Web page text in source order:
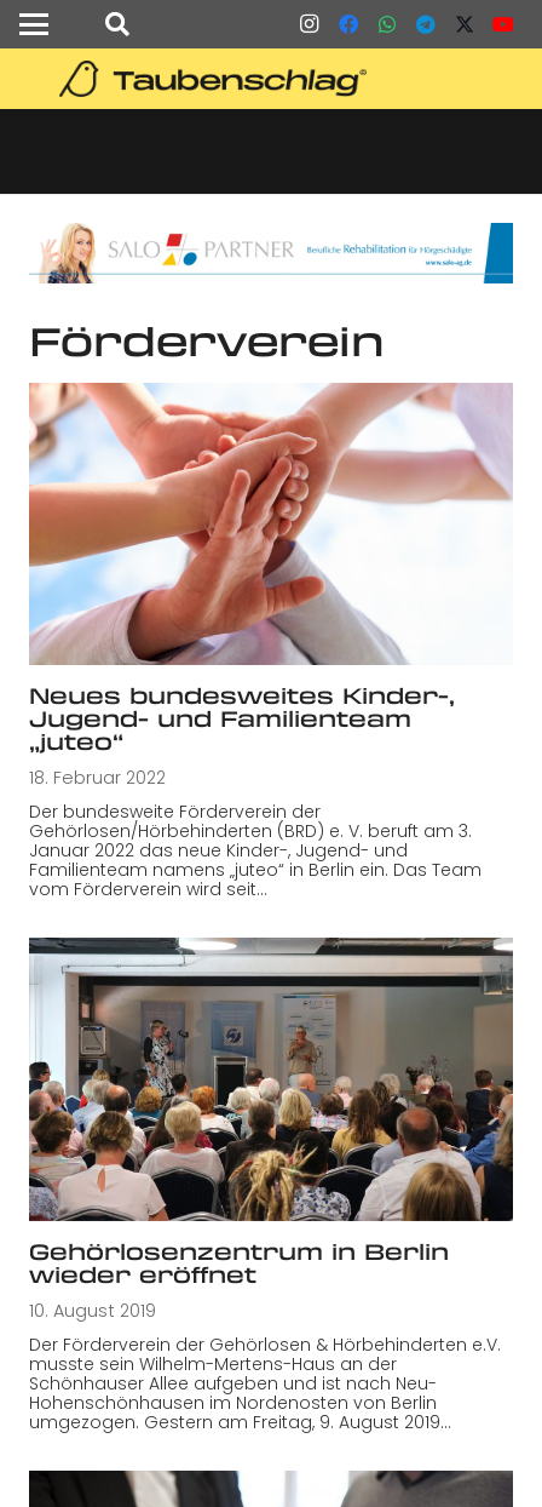
Förderverein
Neues bundesweites Kinder-,
Jugend- und Familienteam
„juteo“
18. Februar 2022
Der bundesweite Förderverein der
Gehörlosen/Hörbehinderten (BRD) e. V. beruft am 3.
Januar 2022 das neue Kinder-, Jugend- und
Familienteam namens „juteo“ in Berlin ein. Das Team
vom Förderverein wird seit…
Gehörlosenzentrum in Berlin
wieder eröffnet
10. August 2019
Der Förderverein der Gehörlosen & Hörbehinderten e.V.
musste sein Wilhelm-Mertens-Haus an der
Schönhauser Allee aufgeben und ist nach Neu-
Hohenschönhausen im Nordenosten von Berlin
umgezogen. Gestern am Freitag, 9. August 2019…